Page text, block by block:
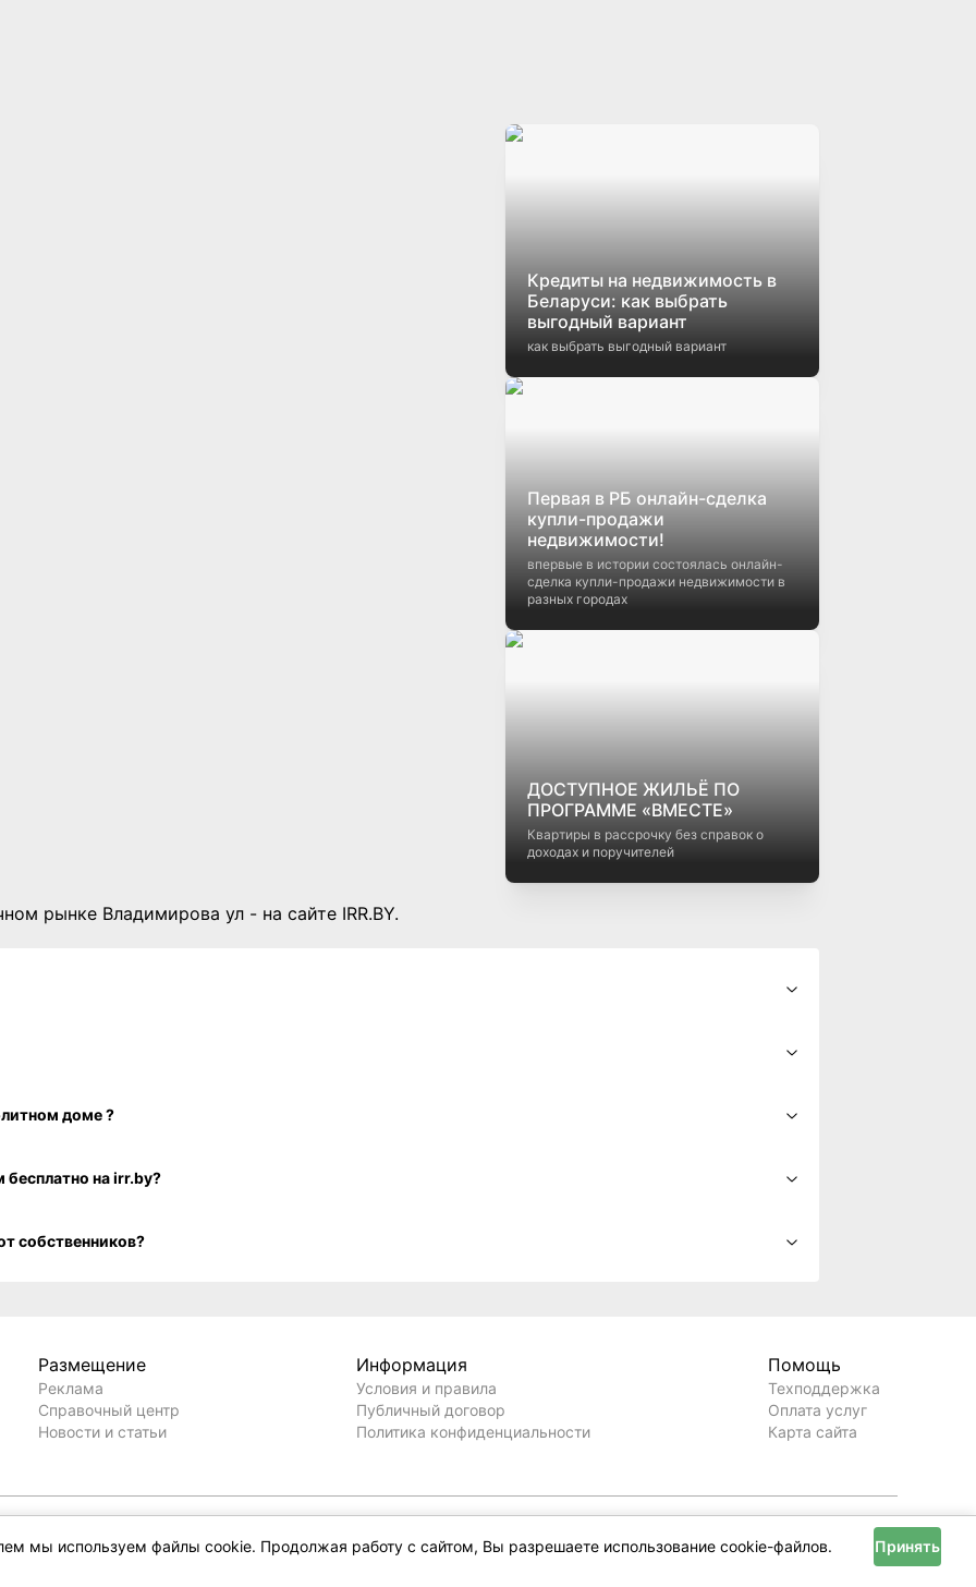
Кредиты на недвижимость в
Квартиры в рассрочку без справок о
рынке Владимирова ул - на сайте IRR.BY.
мы используем файлы cookie. Продолжая работу с сайтом, Вы разрешаете использование cookie-файлов. Принять